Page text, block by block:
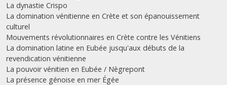
La dynastie Crispo
La domination vénitienne en Crète et son épanouissement
culturel
Mouvements révolutionnaires en Crète contre les Vénitiens
La domination latine en Eubée jusqu'aux débuts de la
revendication vénitienne
La pouvoir vénitien en Eubée / Nègrepont
La présence génoise en mer Égée